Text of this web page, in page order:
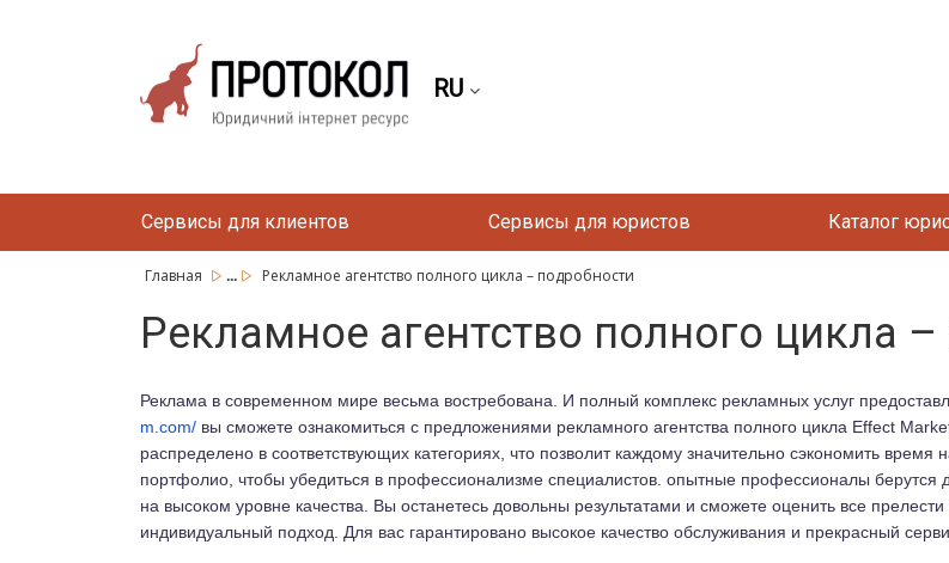
RU
Сервисы для клиентов Сервисы для юристов Каталог
Главная ... Рекламное агентство полного цикла – подробности
Рекламное агентство полного цикла
Реклама в современном мире весьма востребована. И полный комплекс рекламных услуг
m.com/ вы сможете ознакомиться с предложениями рекламного агентства полного цикла Effect
распределено в соответствующих категориях, что позволит каждому значительно сэкономить
портфолио, чтобы убедиться в профессионализме специалистов. опытные профессионалы
на высоком уровне качества. Вы останетесь довольны результатами и сможете оценить все
индивидуальный подход. Для вас гарантировано высокое качество обслуживания и прекрасный